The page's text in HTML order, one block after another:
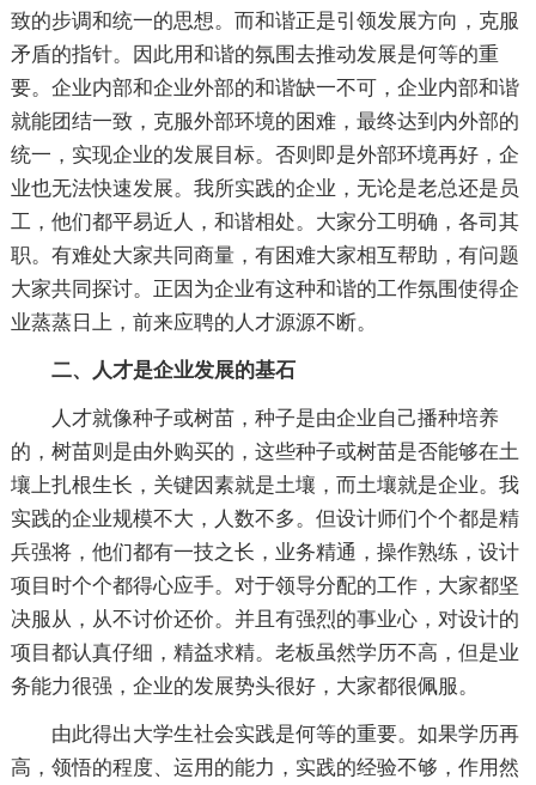
致的步调和统一的思想。而和谐正是引领发展方向，克服
矛盾的指针。因此用和谐的氛围去推动发展是何等的重
要。企业内部和企业外部的和谐缺一不可，企业内部和谐
就能团结一致，克服外部环境的困难，最终达到内外部的
统一，实现企业的发展目标。否则即是外部环境再好，企
业也无法快速发展。我所实践的企业，无论是老总还是员
工，他们都平易近人，和谐相处。大家分工明确，各司其
职。有难处大家共同商量，有困难大家相互帮助，有问题
大家共同探讨。正因为企业有这种和谐的工作氛围使得企
业蒸蒸日上，前来应聘的人才源源不断。
二、人才是企业发展的基石
人才就像种子或树苗，种子是由企业自己播种培养
的，树苗则是由外购买的，这些种子或树苗是否能够在土
壤上扎根生长，关键因素就是土壤，而土壤就是企业。我
实践的企业规模不大，人数不多。但设计师们个个都是精
兵强将，他们都有一技之长，业务精通，操作熟练，设计
项目时个个都得心应手。对于领导分配的工作，大家都坚
决服从，从不讨价还价。并且有强烈的事业心，对设计的
项目都认真仔细，精益求精。老板虽然学历不高，但是业
务能力很强，企业的发展势头很好，大家都很佩服。
由此得出大学生社会实践是何等的重要。如果学历再
高，领悟的程度、运用的能力，实践的经验不够，作用然